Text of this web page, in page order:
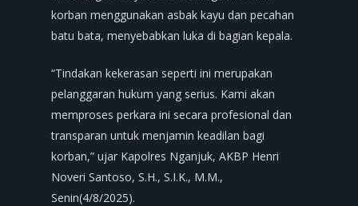
korban menggunakan asbak kayu dan pecahan
batu bata, menyebabkan luka di bagian kepala.
“Tindakan kekerasan seperti ini merupakan
pelanggaran hukum yang serius. Kami akan
memproses perkara ini secara profesional dan
transparan untuk menjamin keadilan bagi
korban,” ujar Kapolres Nganjuk, AKBP Henri
Noveri Santoso, S.H., S.I.K., M.M.,
Senin(4/8/2025).